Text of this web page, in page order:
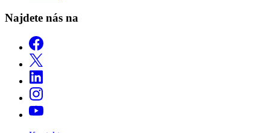
Najdete nás na